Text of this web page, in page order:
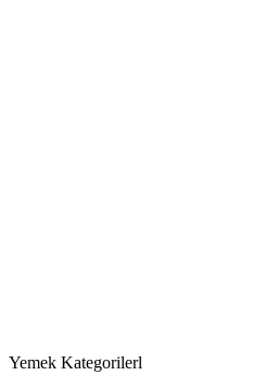
Yemek Kategorilerl